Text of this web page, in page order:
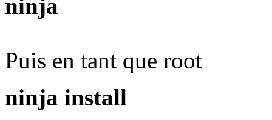
ninja
Puis en tant que root
ninja install